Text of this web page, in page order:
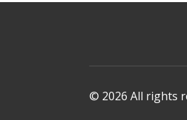
© 2026 All rights